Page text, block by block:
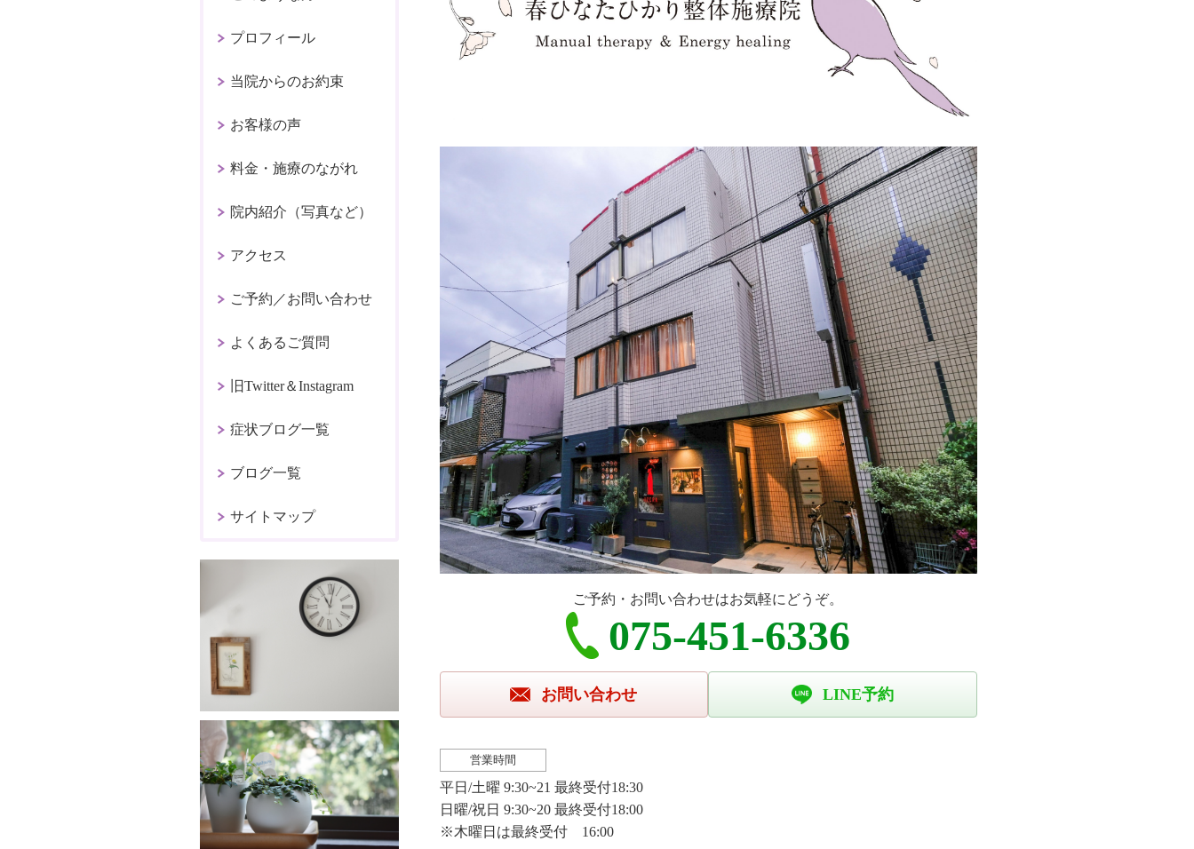
ご予約・お問い合わせはお気軽にどうぞ。
075-451-6336
お問い合わせ LINE予約
営業時間
平日/土曜 9:30~21 最終受付18:30
日曜/祝日 9:30~20 最終受付18:00
※木曜日は最終受付 16:00
プロフィール
当院からのお約束
お客様の声
料金・施療のながれ
院内紹介（写真など）
アクセス
ご予約／お問い合わせ
よくあるご質問
旧Twitter＆Instagram
症状ブログ一覧
ブログ一覧
サイトマップ